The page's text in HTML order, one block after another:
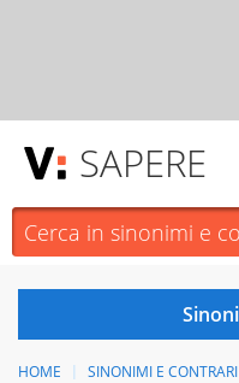
SAPERE
HOME SINONIMI E CONTRARI